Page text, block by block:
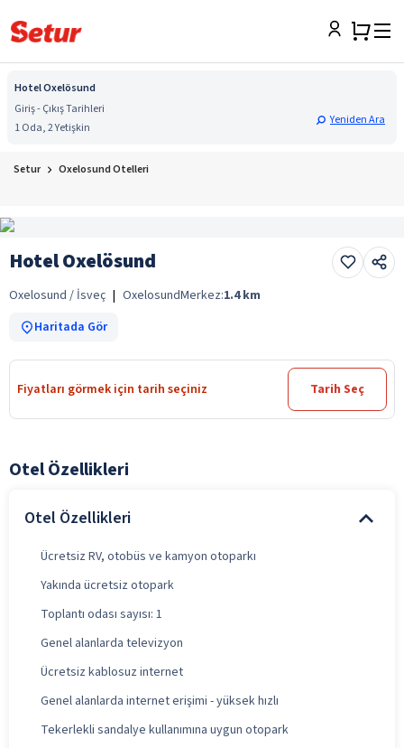
Hotel Oxelösund
Giriş - Çıkış Tarihleri
1 Oda, 2 Yetişkin
Yeniden Ara
Setur Oxelosund Otelleri
Hotel Oxelösund
Oxelosund / İsveç | OxelosundMerkez:1.4 km
Haritada Gör
Fiyatları görmek için tarih seçiniz Tarih Seç
Otel Özellikleri
Otel Özellikleri
Ücretsiz RV, otobüs ve kamyon otoparkı
Yakında ücretsiz otopark
Toplantı odası sayısı: 1
Genel alanlarda televizyon
Ücretsiz kablosuz internet
Genel alanlarda internet erişimi - yüksek hızlı
Tekerlekli sandalye kullanımına uygun otopark